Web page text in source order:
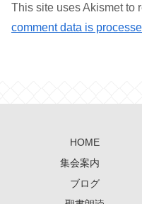
This site uses Akismet to
comment data is
HOME
集会案内
ブログ